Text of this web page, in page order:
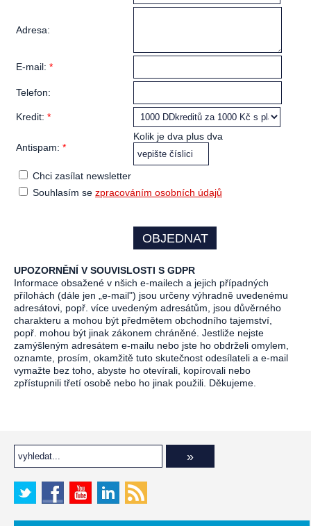
Adresa:
E-mail: *
Telefon:
Kredit: *
Antispam: *
Kolik je dva plus dva
Chci zasílat newsletter
Souhlasím se zpracováním osobních údajů
UPOZORNĚNÍ V SOUVISLOSTI S GDPR
Informace obsažené v nšich e-mailech a jejich případných
přílohách (dále jen „e-mail") jsou určeny výhradně uvedenému
adresátovi, popř. více uvedeným adresátům, jsou důvěrného
charakteru a mohou být předmětem obchodního tajemství,
popř. mohou být jinak zákonem chráněné. Jestliže nejste
zamýšleným adresátem e-mailu nebo jste ho obdrželi omylem,
oznamte, prosím, okamžitě tuto skutečnost odesílateli a e-mail
vymažte bez toho, abyste ho otevírali, kopírovali nebo
zpřístupnili třetí osobě nebo ho jinak použili. Děkujeme.